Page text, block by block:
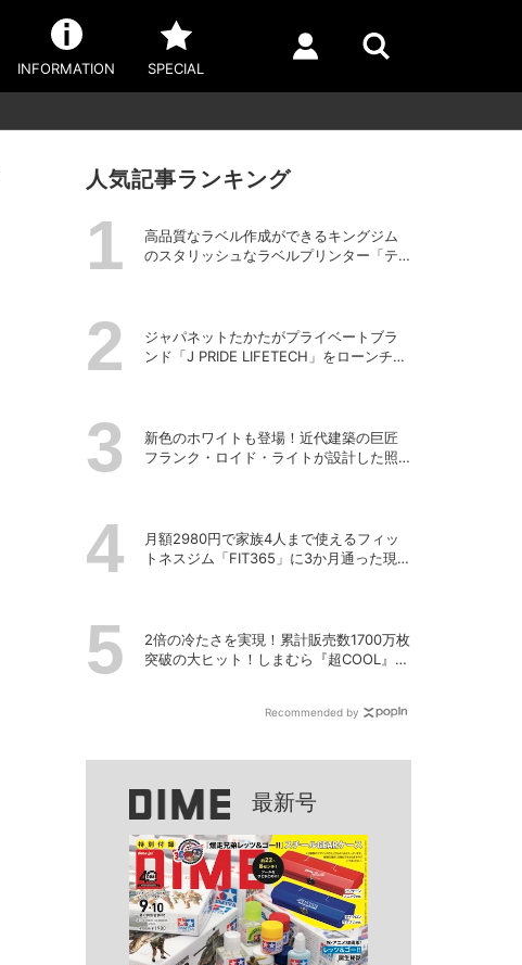
INFORMATION SPECIAL
人気記事ランキング
高品質なラベル作成ができるキングジム
のスタリッシュなラベルプリンター「テ
ジャパネットたかたがプライベートブラ
ンド「J PRIDE LIFETECH」をローンチ、
新色のホワイトも登場！近代建築の巨匠
フランク・ロイド・ライトが設計した照
月額2980円で家族4人まで使えるフィッ
トネスジム「FIT365」に3か月通った現在
2倍の冷たさを実現！累計販売数1700万枚
突破の大ヒット！しまむら『超COOL』シ
Recommended by
最新号